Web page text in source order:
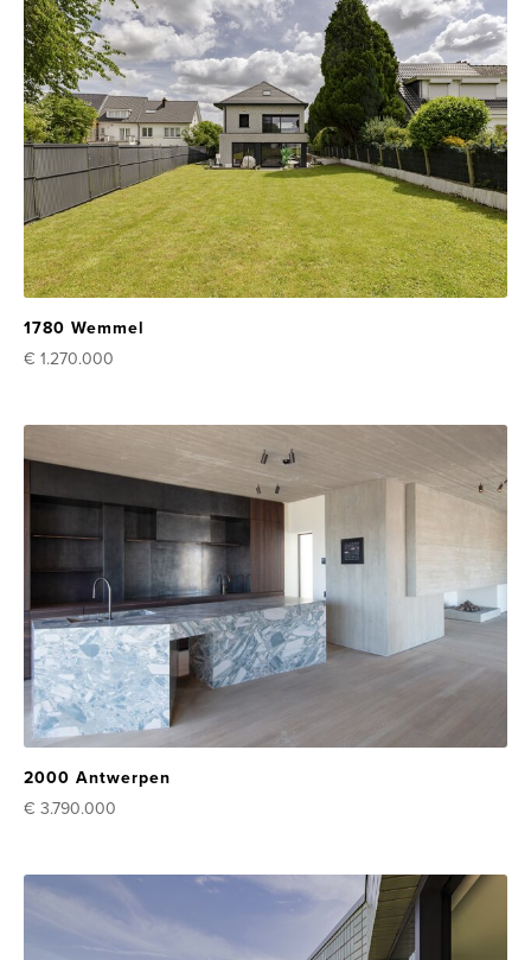
1780 Wemmel
€ 1.270.000
2000 Antwerpen
€ 3.790.000